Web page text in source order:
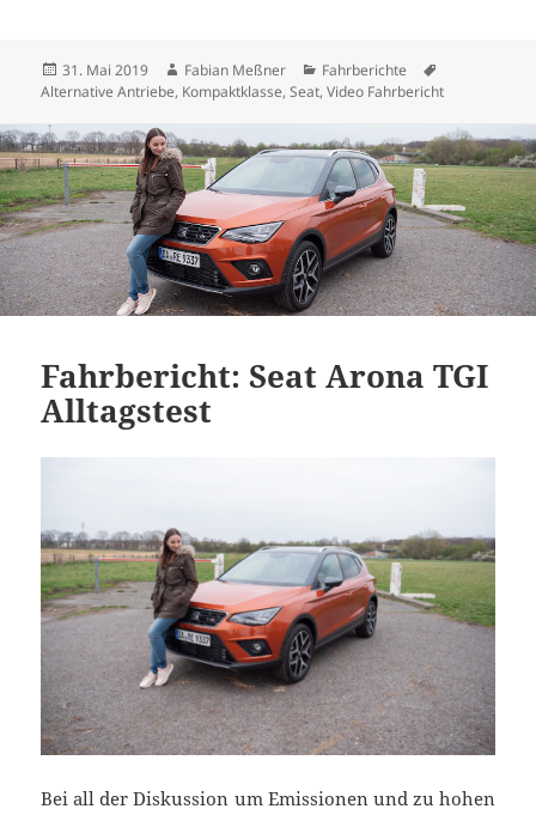
Veröffentlicht
am
31. Mai 2019 Autor
Fabian Meßner Kategorien
Fahrberichte
Alternative Antriebe, Kompaktklasse,Seat,Video Fahrbericht
Fahrbericht: Seat Arona TGI
Alltagstest
Bei all der Diskussion um Emissionen und zu hohen